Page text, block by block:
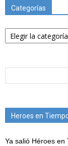
Categorías
Categorías
Heroes en
Ya salió Héroes